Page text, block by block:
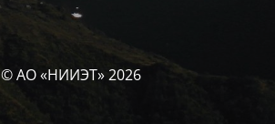
© АО «НИИЭТ» 2026